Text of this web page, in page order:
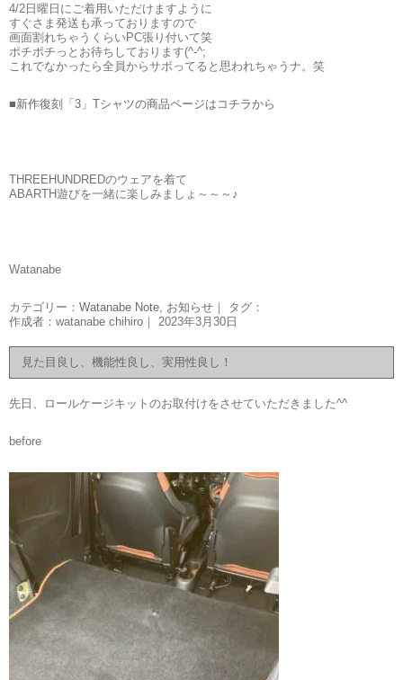
4/2日曜日にご着用いただけますように
すぐさま発送も承っておりますので
画面割れちゃうくらいPC張り付いて笑
ポチポチっとお待ちしております(^-^;
これでなかったら全員からサボってると思われちゃうナ。笑
■新作復刻「3」Tシャツの商品ページはコチラから
THREEHUNDREDのウェアを着て
ABARTH遊びを一緒に楽しみましょ～～～♪
Watanabe
カテゴリー： Watanabe Note お知らせ ｜ タグ：
作成者：watanabe chihiro｜ 2023年3月30日
見た目良し、機能性良し、実用性良し！
先日、ロールケージキットのお取付けをさせていただきました^^
before